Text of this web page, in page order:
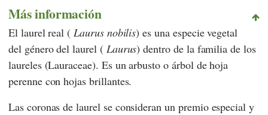
Más información
El laurel real (Laurus nobilis) es una especie vegetal
del género del laurel ( Laurus) dentro de la familia de los
laureles (Lauraceae). Es un arbusto o árbol de hoja
perenne con hojas brillantes.
Las coronas de laurel se consideran un premio especial y